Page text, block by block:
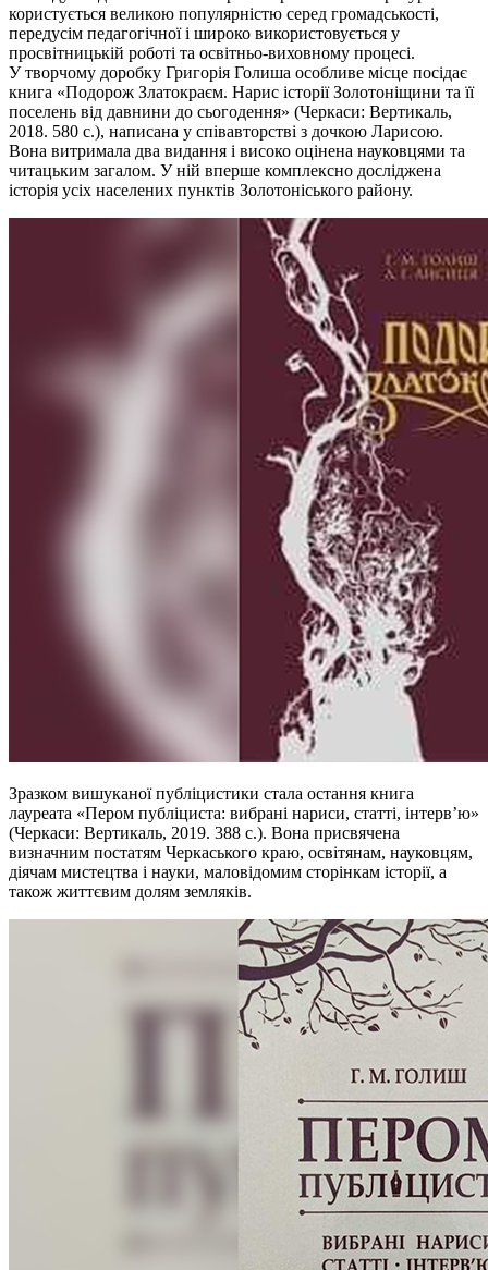
користується великою популярністю серед громадськості,
передусім педагогічної і широко використовується у
просвітницькій роботі та освітньо-виховному процесі.
У творчому доробку Григорія Голиша особливе місце посідає
книга «Подорож Златокраєм. Нарис історії Золотоніщини та її
поселень від давнини до сьогодення» (Черкаси: Вертикаль,
2018. 580 с.), написана у співавторстві з дочкою Ларисою.
Вона витримала два видання і високо оцінена науковцями та
читацьким загалом. У ній вперше комплексно досліджена
історія усіх населених пунктів Золотоніського району.
Зразком вишуканої публіцистики стала остання книга
лауреата «Пером публіциста: вибрані нариси, статті, інтерв’ю»
(Черкаси: Вертикаль, 2019. 388 с.). Вона присвячена
визначним постатям Черкаського краю, освітянам, науковцям,
діячам мистецтва і науки, маловідомим сторінкам історії, а
також життєвим долям земляків.